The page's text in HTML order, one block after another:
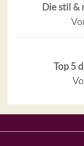
Die stil &
Top 5